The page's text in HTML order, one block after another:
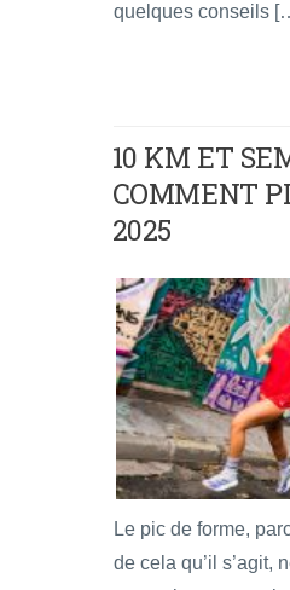
quelques conseils
10 KM ET
COMMENT
2025
Le pic de forme,
de cela qu’il s’agit,